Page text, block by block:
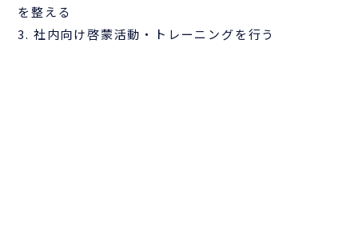
を整える
3. 社内向け啓蒙活動・トレーニングを行う